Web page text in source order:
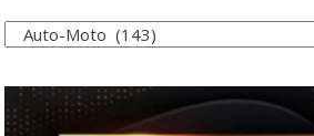
Kategoritë